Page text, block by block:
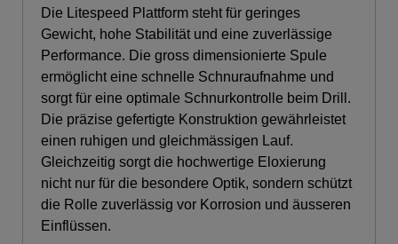
Die Litespeed Plattform steht für geringes
Gewicht, hohe Stabilität und eine zuverlässige
Performance. Die gross dimensionierte Spule
ermöglicht eine schnelle Schnuraufnahme und
sorgt für eine optimale Schnurkontrolle beim Drill.
Die präzise gefertigte Konstruktion gewährleistet
einen ruhigen und gleichmässigen Lauf.
Gleichzeitig sorgt die hochwertige Eloxierung
nicht nur für die besondere Optik, sondern schützt
die Rolle zuverlässig vor Korrosion und äusseren
Einflüssen.